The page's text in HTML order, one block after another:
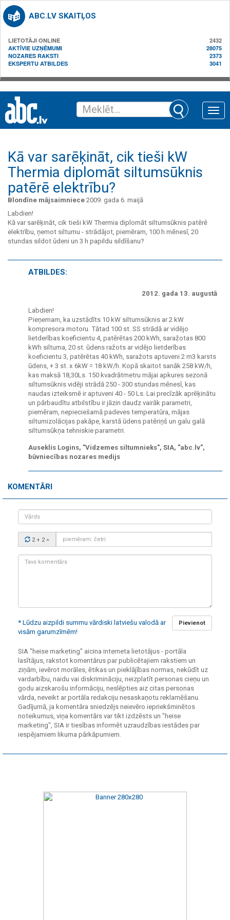
ABC.LV SKAITĻOS
LIETOTĀJI ONLINE
2432
AKTĪVIE UZŅĒMUMI
28075
NOZARES RAKSTI
2373
EKSPERTU ATBILDES
3041
Toggle
Kā var sarēķināt, cik tieši kW
Thermia diplomāt siltumsūknis
patērē elektrību?
Blondīne mājsaimniece 2009. gada 6. maijā
Labdien!
Kā var sarēķināt, cik tieši kW Thermia diplomāt siltumsūknis patērē
elektrību, ņemot siltumu - strādājot, piemēram, 100 h mēnesī, 20
stundas sildot ūdeni un 3 h papildu sildīšanu?
ATBILDES:
2012. gada 13. augustā
Labdien!
Pieņemam, ka uzstādīts 10 kW siltumsūknis ar 2 kW
kompresora motoru. Tātad 100 st. SS strādā ar vidējo
lietderības koeficientu 4, patērētas 200 kWh, saražotas 800
kWh siltuma, 20 st. ūdens ražots ar vidējo lietderības
koeficientu 3, patērētas 40 kWh, saražots aptuveni 2 m3 karsts
ūdens, + 3 st. x 6kW = 18 kW/h. Kopā skaitot sanāk 258 kW/h,
kas maksā 18,30Ls. 150 kvadrātmetru mājai apkures sezonā
siltumsūknis vidēji strādā 250 - 300 stundas mēnesī, kas
naudas izteiksmē ir aptuveni 40 - 50 Ls. Lai precīzāk aprēķinātu
un pārbaudītu atbilstību ir jāzin daudz vairāk parametri,
piemēram, nepieciešamā padeves temperatūra, mājas
siltumizolācijas pakāpe, karstā ūdens patēriņš un galu galā
siltumsūkņa tehniskie parametri.
Auseklis Logins, "Vidzemes siltumnieks", SIA, "abc.lv",
būvniecības nozares medijs
KOMENTĀRI
Vārds
Drošības
kods:
2 + 2=
Tavs
Pievienot
* Lūdzu aizpildi summu vārdiski latviešu valodā ar
visām garumzīmēm!
SIA "heise marketing" aicina interneta lietotājus - portāla
lasītājus, rakstot komentārus par publicētajiem rakstiem un
ziņām, ievērot morāles, ētikas un pieklājības normas, nekūdīt uz
vardarbību, naidu vai diskrimināciju, neizplatīt personas cieņu un
godu aizskarošu informāciju, neslēpties aiz citas personas
vārda, neveikt ar portāla redakciju nesaskaņotu reklamēšanu.
Gadījumā, ja komentāra sniedzējs neievēro iepriekšminētos
noteikumus, viņa komentārs var tikt izdzēsts un "heise
marketing", SIA ir tiesības informēt uzraudzības iestādes par
iespējamiem likuma pārkāpumiem.